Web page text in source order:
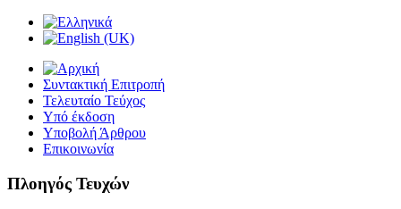
Συντακτική Επιτροπή
Τελευταίο Τεύχος
Υπό έκδοση
Υποβολή Άρθρου
Επικοινωνία
Πλοηγός Τευχών